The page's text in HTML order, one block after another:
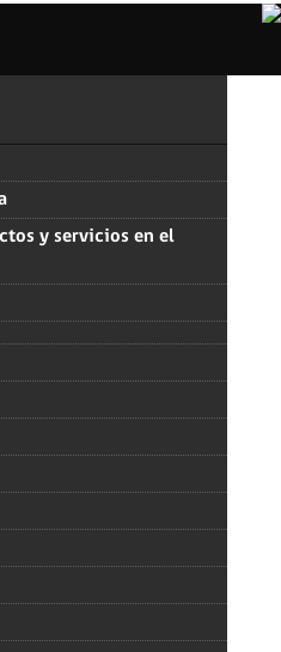
y servicios en el